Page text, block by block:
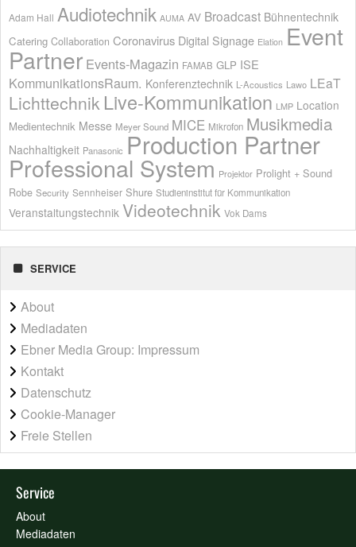
Adam Hall Audiotechnik AUMA AV Broadcast Bühnentechnik
Catering Collaboration Coronavirus Digital Signage Elation Event
Partner Events-Magazin FAMAB GLP ISE
KommunikationsRaum. Konferenztechnik L-Acoustics Lawo LEaT
Lichttechnik Live-Kommunikation LMP Location
Medientechnik Messe Meyer Sound MICE Mikrofon Musikmedia
Nachhaltigkeit Panasonic Production Partner
Professional System Projektor Prolight + Sound
Robe Security Sennheiser Shure Studieninstitut für Kommunikation
Veranstaltungstechnik Videotechnik Vok Dams
SERVICE
About
Mediadaten
Ebner Media Group: Impressum
Kontakt
Datenschutz
Cookie-Manager
Freie Stellen
Service
About
Mediadaten